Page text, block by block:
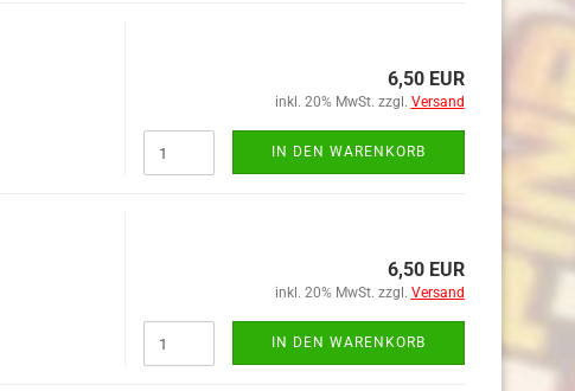
6,50 EUR
inkl. 20% MwSt. zzgl. Versand
IN DEN WARENKORB
6,50 EUR
inkl. 20% MwSt. zzgl. Versand
IN DEN WARENKORB